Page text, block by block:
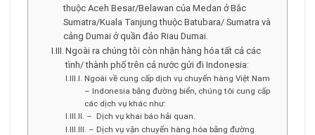
thuộc Aceh Besar/Belawan của Medan ở Bắc
Sumatra/Kuala Tanjung thuộc Batubara/ Sumatra và
cảng Dumai ở quần đảo Riau Dumai.
Ngoài ra chúng tôi còn nhận hàng hóa tất cả các
tình/ thành phố trên cả nước gửi đi Indonesia:
Ngoài về cung cấp dịch vụ chuyển hàng Việt Nam
– Indonesia bằng đường biển, chúng tôi cung cấp
các dịch vụ khác như:
– Dịch vụ khai báo hải quan.
– Dịch vụ vận chuyển hàng hóa bằng đường